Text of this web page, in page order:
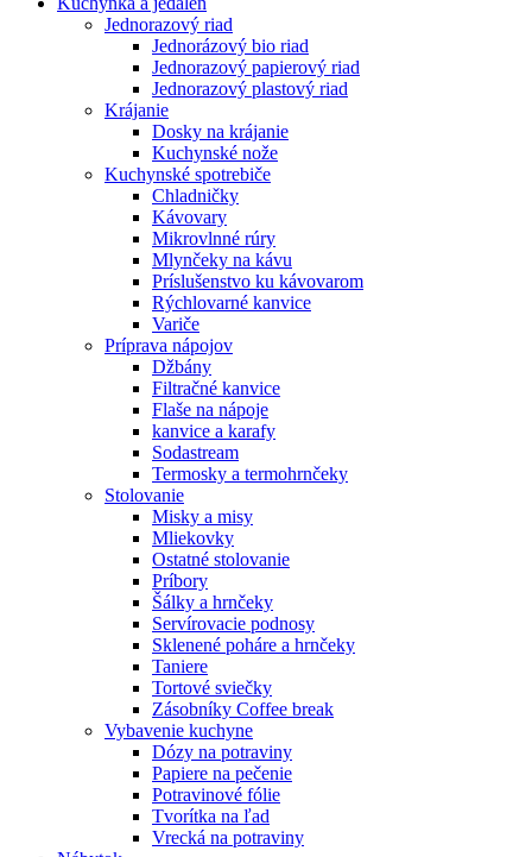
Jednorazový riad
Jednorázový bio riad
Jednorazový papierový riad
Jednorazový plastový riad
Krájanie
Dosky na krájanie
Kuchynské nože
Kuchynské spotrebiče
Chladničky
Kávovary
Mikrovlnné rúry
Mlynčeky na kávu
Príslušenstvo ku kávovarom
Rýchlovarné kanvice
Variče
Príprava nápojov
Džbány
Filtračné kanvice
Flaše na nápoje
kanvice a karafy
Sodastream
Termosky a termohrnčeky
Stolovanie
Misky a misy
Mliekovky
Ostatné stolovanie
Príbory
Šálky a hrnčeky
Servírovacie podnosy
Sklenené poháre a hrnčeky
Taniere
Tortové sviečky
Zásobníky Coffee break
Vybavenie kuchyne
Dózy na potraviny
Papiere na pečenie
Potravinové fólie
Tvorítka na ľad
Vrecká na potraviny